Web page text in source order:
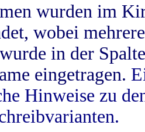
wurden im
wobei
in der
eingetragen.
Hinweise zu